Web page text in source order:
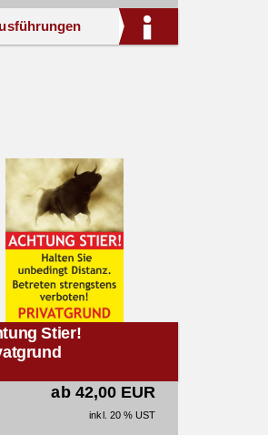
Stier!
ab 42,00 EUR
inkl. 20 % UST